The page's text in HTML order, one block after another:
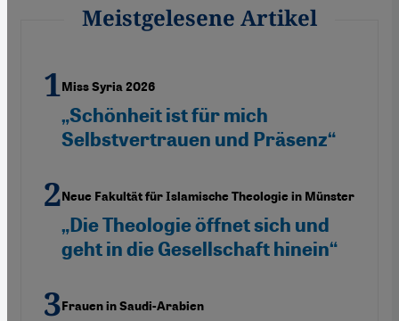
Meistgelesene Artikel
Miss Syria 2026
„Schönheit ist für mich
Selbstvertrauen und Präsenz“
Neue Fakultät für Islamische Theologie in Münster
„Die Theologie öffnet sich und
geht in die Gesellschaft hinein“
Frauen in Saudi-Arabien